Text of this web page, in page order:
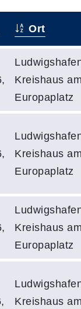
Ort
Kreishaus
Europaplatz
Kreishaus
Europaplatz
Kreishaus
Europaplatz
Kreishaus